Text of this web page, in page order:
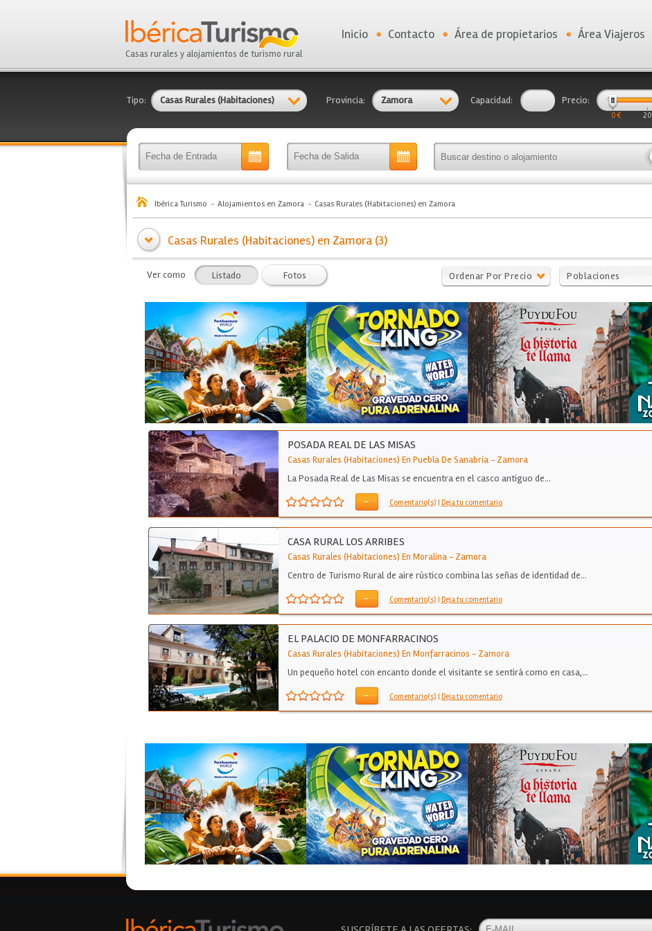
Casas rurales y alojamientos de turismo rural
Inicio Contacto Área de propietarios Área Viajeros
Tipo: Casas Rurales (Habitaciones) Provincia: Zamora Capacidad: Precio:
0 € 20
Ibérica Turismo Alojamientos en Zamora Casas Rurales (Habitaciones) en Zamora
Casas Rurales (Habitaciones) en Zamora (3)
Ver como Listado Fotos Ordenar Por Precio Poblaciones
POSADA REAL DE LAS MISAS
Casas Rurales (Habitaciones) En Puebla De Sanabria- Zamora
La Posada Real de Las Misas se encuentra en el casco antiguo de…
- Comentario(s) | Deja tu comentario
CASA RURAL LOS ARRIBES
Casas Rurales (Habitaciones) En Moralina- Zamora
Centro de Turismo Rural de aire rústico combina las señas de identidad de…
- Comentario(s) | Deja tu comentario
EL PALACIO DE MONFARRACINOS
Casas Rurales (Habitaciones) En Monfarracinos - Zamora
Un pequeño hotel con encanto donde el visitante se sentirá como en casa,…
- Comentario(s) | Deja tu comentario